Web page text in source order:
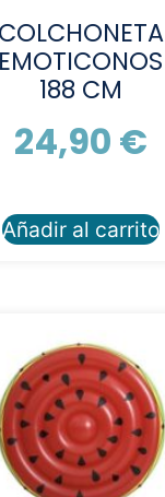
COLCHONETA
EMOTICONOS
188 CM
24,90 €
Añadir al carrito